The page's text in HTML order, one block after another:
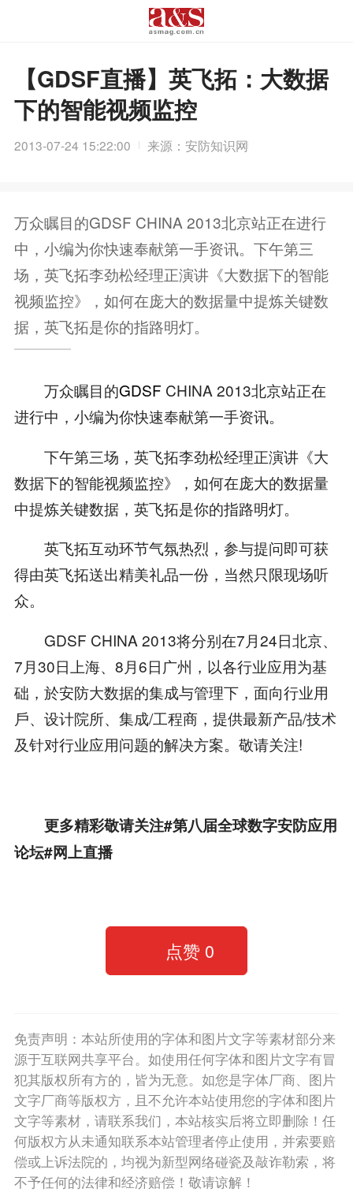
【GDSF直播】英飞拓：大数据
下的智能视频监控
2013-07-24 15:22:00 来源：安防知识网
万众瞩目的GDSF CHINA 2013北京站正在进行
中，小编为你快速奉献第一手资讯。下午第三
场，英飞拓李劲松经理正演讲《大数据下的智能
视频监控》，如何在庞大的数据量中提炼关键数
据，英飞拓是你的指路明灯。
万众瞩目的GDSF CHINA 2013北京站正在
进行中，小编为你快速奉献第一手资讯。
下午第三场，英飞拓李劲松经理正演讲《大
数据下的智能视频监控》，如何在庞大的数据量
中提炼关键数据，英飞拓是你的指路明灯。
英飞拓互动环节气氛热烈，参与提问即可获
得由英飞拓送出精美礼品一份，当然只限现场听
众。
GDSF CHINA 2013将分别在7月24日北京、
7月30日上海、8月6日广州，以各行业应用为基
础，於安防大数据的集成与管理下，面向行业用
戶、设计院所、集成/工程商，提供最新产品/技术
及针对行业应用问题的解决方案。敬请关注!
更多精彩敬请关注#第八届全球数字安防应用
论坛#网上直播
点赞 0
免责声明：本站所使用的字体和图片文字等素材部分来
源于互联网共享平台。如使用任何字体和图片文字有冒
犯其版权所有方的，皆为无意。如您是字体厂商、图片
文字厂商等版权方，且不允许本站使用您的字体和图片
文字等素材，请联系我们，本站核实后将立即删除！任
何版权方从未通知联系本站管理者停止使用，并索要赔
偿或上诉法院的，均视为新型网络碰瓷及敲诈勒索，将
不予任何的法律和经济赔偿！敬请谅解！